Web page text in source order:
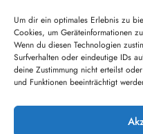
Um dir ein optimales Erlebnis zu
Cookies, um Geräteinformationen
Wenn du diesen Technologien
Surfverhalten oder eindeutige IDs
deine Zustimmung nicht erteilst
und Funktionen beeinträchtigt
Vorheriger Beitrag
Simulation Brand am
21.04.2017
Nächster Beitrag
Zimmerbrand